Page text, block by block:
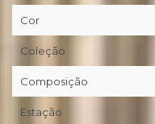
Cor
Coleção
Composição
Estação